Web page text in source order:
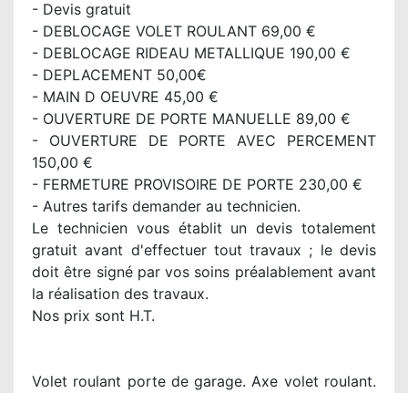
- Devis gratuit
- DEBLOCAGE VOLET ROULANT 69,00 €
- DEBLOCAGE RIDEAU METALLIQUE 190,00 €
- DEPLACEMENT 50,00€
- MAIN D OEUVRE 45,00 €
- OUVERTURE DE PORTE MANUELLE 89,00 €
- OUVERTURE DE PORTE AVEC PERCEMENT
150,00 €
- FERMETURE PROVISOIRE DE PORTE 230,00 €
- Autres tarifs demander au technicien.
Le technicien vous établit un devis totalement
gratuit avant d'effectuer tout travaux ; le devis
doit être signé par vos soins préalablement avant
la réalisation des travaux.
Nos prix sont H.T.
Volet roulant porte de garage. Axe volet roulant.